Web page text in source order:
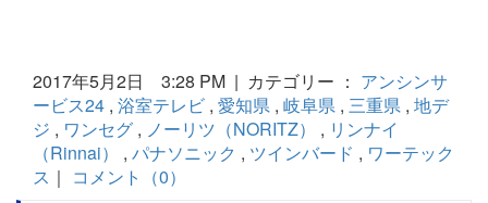
2017年5月2日 3:28 PM | カテゴリー ： アンシンサ
ービス24 , 浴室テレビ , 愛知県 , 岐阜県 , 三重県 , 地デ
ジ , ワンセグ , ノーリツ（NORITZ） , リンナイ
（Rinnai）
, パナソニック , ツインバード , ワーテック
ス ｜ コメント（0）